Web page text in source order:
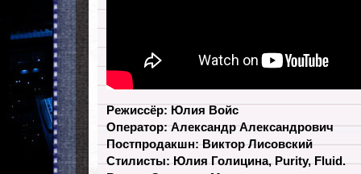
Режиссёр: Юлия Войс
Оператор: Александр Александрович
Постпродакшн: Виктор Лисовский
Стилисты: Юлия Голицина, Purity, Fluid.